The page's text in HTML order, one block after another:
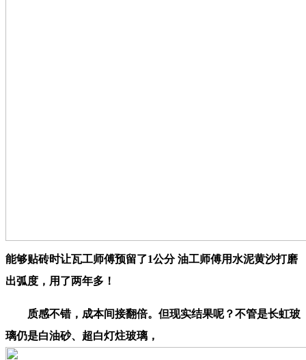
能够贴砖时让瓦工师傅预留了1公分 油工师傅用水泥黄沙打磨
出弧度，用了两年多！
质感不错，成本间接翻倍。但现实结果呢？不管是长虹玻
璃仍是白油砂、超白灯炷玻璃，